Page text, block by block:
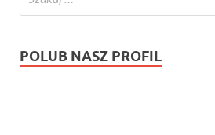
POLUB NASZ PROFIL